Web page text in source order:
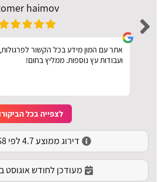
haimov
אתר עם המון מידע בכל הקשור
ועבודות עץ נוספות. ממליץ בחום!
לצפייה בכל
דירוג ממוצע 4.7 לפי 268 דירוגים
מעודכן לחודש אוגוסט